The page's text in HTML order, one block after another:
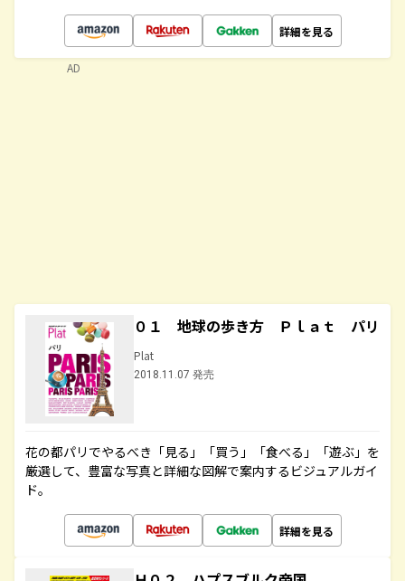
詳細を見る
０１ 地球の歩き方 Ｐｌａｔ パリ
Plat
2018.11.07 発売
花の都パリでやるべき「見る」「買う」「食べる」「遊ぶ」を
厳選して、豊富な写真と詳細な図解で案内するビジュアルガイ
ド。
詳細を見る
AD